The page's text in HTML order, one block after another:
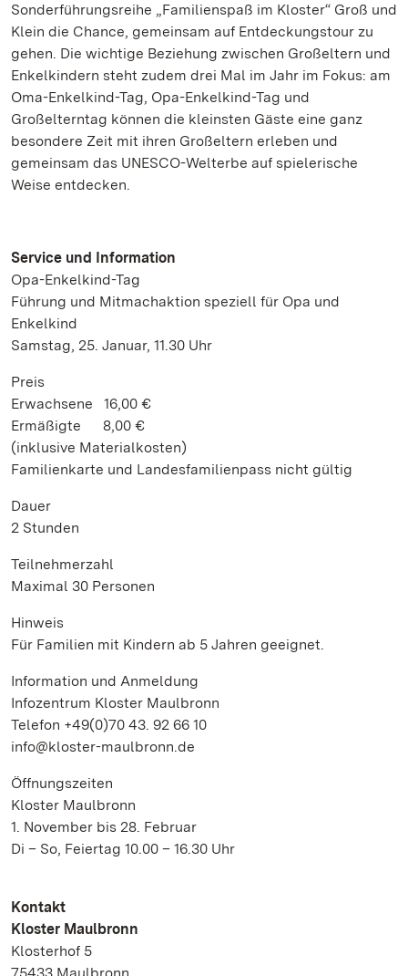
Sonderführungsreihe „Familienspaß im Kloster“ Groß und
Klein die Chance, gemeinsam auf Entdeckungstour zu
gehen. Die wichtige Beziehung zwischen Großeltern und
Enkelkindern steht zudem drei Mal im Jahr im Fokus: am
Oma-Enkelkind-Tag, Opa-Enkelkind-Tag und
Großelterntag können die kleinsten Gäste eine ganz
besondere Zeit mit ihren Großeltern erleben und
gemeinsam das UNESCO-Welterbe auf spielerische
Weise entdecken.
Service und Information
Opa-Enkelkind-Tag
Führung und Mitmachaktion speziell für Opa und
Enkelkind
Samstag, 25. Januar, 11.30 Uhr
Preis
Erwachsene 16,00 €
Ermäßigte 8,00 €
(inklusive Materialkosten)
Familienkarte und Landesfamilienpass nicht gültig
Dauer
2 Stunden
Teilnehmerzahl
Maximal 30 Personen
Hinweis
Für Familien mit Kindern ab 5 Jahren geeignet.
Information und Anmeldung
Infozentrum Kloster Maulbronn
Telefon +49(0)70 43. 92 66 10
info@kloster-maulbronn.de
Öffnungszeiten
Kloster Maulbronn
1. November bis 28. Februar
Di – So, Feiertag 10.00 – 16.30 Uhr
Kontakt
Kloster Maulbronn
Klosterhof 5